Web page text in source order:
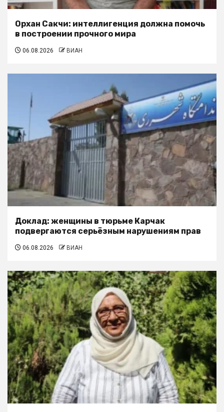
Орхан Сакчи: интеллигенция должна помочь
в построении прочного мира
06.08.2026 ВИАН
Доклад: женщины в тюрьме Карчак
подвергаются серьёзным нарушениям прав
06.08.2026 ВИАН